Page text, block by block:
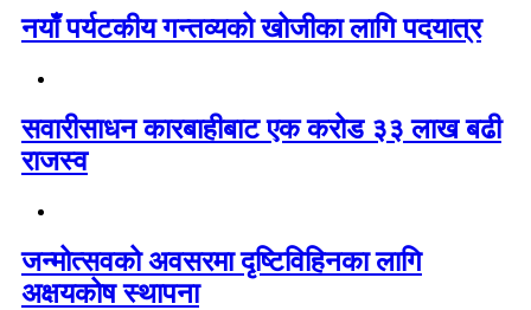
नयाँ पर्यटकीय गन्तव्यको खोजीका लागि पदयात्र
सवारीसाधन कारबाहीबाट एक करोड ३३ लाख बढी
राजस्व
जन्मोत्सवको अवसरमा दृष्टिविहिनका लागि
अक्षयकोष स्थापना